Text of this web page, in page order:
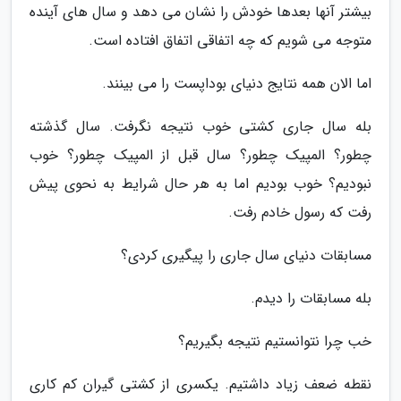
بیشتر آنها بعدها خودش را نشان می دهد و سال های آینده
متوجه می شویم که چه اتفاقی اتفاق افتاده است.
اما الان همه نتایج دنیای بوداپست را می بینند.
بله سال جاری کشتی خوب نتیجه نگرفت. سال گذشته
چطور؟ المپیک چطور؟ سال قبل از المپیک چطور؟ خوب
نبودیم؟ خوب بودیم اما به هر حال شرایط به نحوی پیش
رفت که رسول خادم رفت.
مسابقات دنیای سال جاری را پیگیری کردی؟
بله مسابقات را دیدم.
خب چرا نتوانستیم نتیجه بگیریم؟
نقطه ضعف زیاد داشتیم. یکسری از کشتی گیران کم کاری